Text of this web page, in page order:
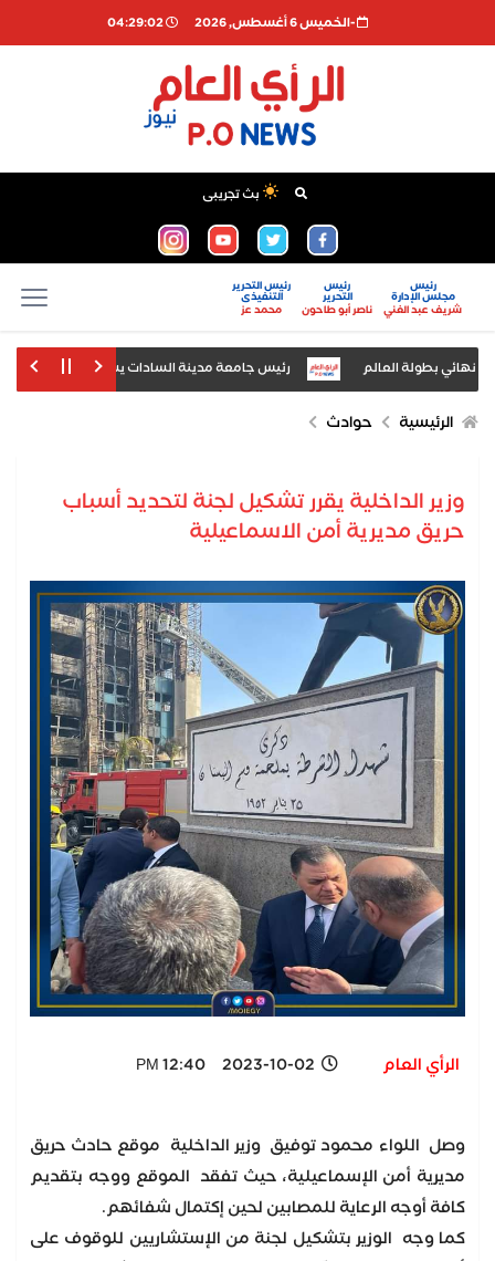
-الخميس 6 أغسطس, 2026 04:29:02
بث تجريبى
رئيس
مجلس الإدارة
شريف عبد الغني
رئيس
التحرير
ناصر أبو طاحون
رئيس التحرير
التنفيذى
محمد عز
بطولة العالم رئيس جامعة مدينة السادات يشهد افتتاح معرض
الرئيسية حوادث
وزير الداخلية يقرر تشكيل لجنة لتحديد أسباب
حريق مديرية أمن الاسماعيلية
الرأي العام 2023-10-02 12:40 PM
وصل اللواء محمود توفيق وزير الداخلية موقع حادث حريق
مديرية أمن الإسماعيلية، حيث تفقد الموقع ووجه بتقديم
كافة أوجه الرعاية للمصابين لحين إكتمال شفائهم.
كما وجه الوزير بتشكيل لجنة من الإستشاريين للوقوف على